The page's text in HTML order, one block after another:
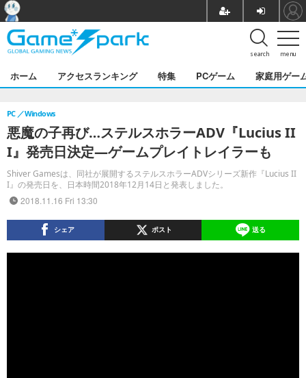
menu
search
ホーム アクセスランキング 特集 PCゲーム 家庭用ゲー
悪魔の子再び…ステルスホラーADV『Lucius II
I』発売日決定―ゲームプレイトレイラーも
Shiver Gamesは、同社が展開するステルスホラーADVシリーズ新作『Lucius II
I』の発売日を、日本時間2018年12月14日と発表しました。
PC Windows
2018.11.16 Fri 13:30
シェア ポスト 送る